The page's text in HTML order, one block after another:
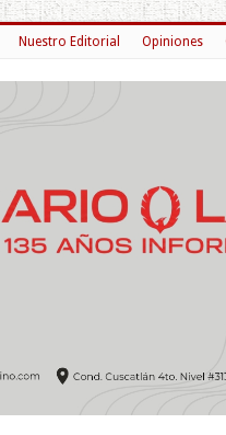
Nuestro Editorial Opiniones